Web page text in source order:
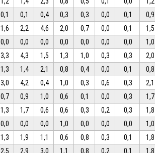
0,1 0,1 0,4 0,3 0,3 0,0 0,1 0,9
1,6 2,2 4,6 2,0 0,7 0,0 0,1 1,5
0,0 0,0 0,0 0,0 0,0 0,0 0,0 1,0
3,3 4,3 1,5 1,3 1,0 0,3 0,3 2,0
1,3 1,4 2,1 0,8 0,4 0,0 0,1 0,8
3,0 4,2 0,4 1,0 0,3 0,6 0,3 2,1
0,7 0,9 1,0 0,6 0,1 0,0 0,3 1,7
1,3 1,7 0,6 0,6 0,3 0,2 0,3 1,8
0,0 0,0 0,0 1,0 0,0 0,0 0,0 1,0
1,3 1,9 1,1 0,6 0,8 0,3 0,1 1,8
2,5 2,9 3,0 1,1 0,8 0,2 0,1 1,8